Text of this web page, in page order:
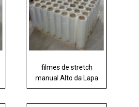
filmes de stretch
manual Alto da Lapa